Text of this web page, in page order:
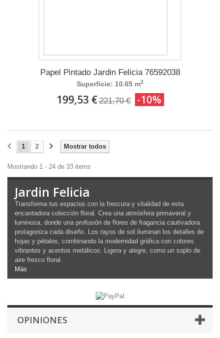
Papel Pintado Jardin Felicia 76592038
Superficie: 10.65 m2
199,53 € 221,70 € -10%
Mostrar todos
1 2
Mostrando 1 - 24 de 33 items
Jardin Felicia
Transforma tus espacios con la frescura y vitalidad de esta
encantadora colección floral. Crea una atmósfera primaveral y
luminosa, donde una profusión de flores de fragancia cautivadora
protagoniza cada diseño. Los rayos de sol iluminan los detalles de
hojas y pétalos, combinando la modernidad gráfica con colores
vibrantes y acentos metálicos. Ligera y alegre, como un soplo de
aire fresco floral.
Más
OPINIONES